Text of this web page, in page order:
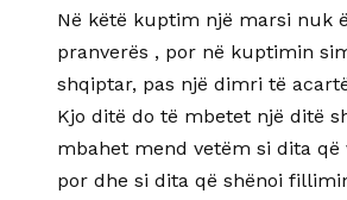
Në këtë kuptim një marsi nuk
pranverës , por në kuptimin
shqiptar, pas një dimri të
Kjo ditë do të mbetet një ditë
mbahet mend vetëm si dita
por dhe si dita që shënoi